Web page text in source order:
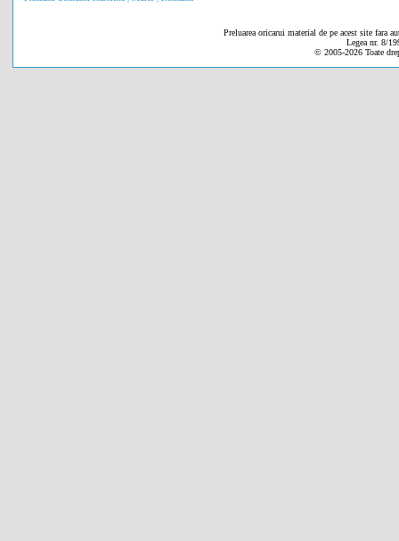
Preluarea oricarui material de pe acest site fara
Legea nr. 8/
© 2005-2026 Toate